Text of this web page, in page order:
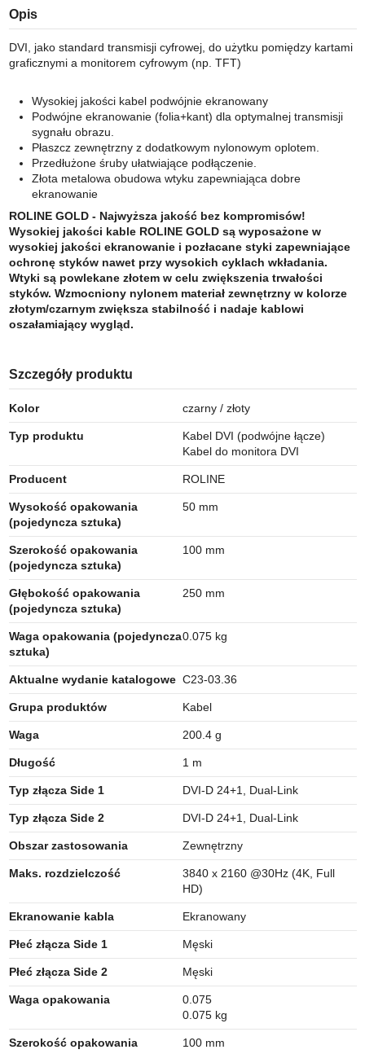
Opis
DVI, jako standard transmisji cyfrowej, do użytku pomiędzy kartami
graficznymi a monitorem cyfrowym (np. TFT)
Wysokiej jakości kabel podwójnie ekranowany
Podwójne ekranowanie (folia+kant) dla optymalnej transmisji
sygnału obrazu.
Płaszcz zewnętrzny z dodatkowym nylonowym oplotem.
Przedłużone śruby ułatwiające podłączenie.
Złota metalowa obudowa wtyku zapewniająca dobre
ekranowanie
ROLINE GOLD - Najwyższa jakość bez kompromisów!
Wysokiej jakości kable ROLINE GOLD są wyposażone w
wysokiej jakości ekranowanie i pozłacane styki zapewniające
ochronę styków nawet przy wysokich cyklach wkładania.
Wtyki są powlekane złotem w celu zwiększenia trwałości
styków. Wzmocniony nylonem materiał zewnętrzny w kolorze
złotym/czarnym zwiększa stabilność i nadaje kablowi
oszałamiający wygląd.
Szczegóły produktu
Kolor czarny / złoty
Typ produktu
Kabel DVI (podwójne łącze)
Kabel do monitora DVI
Producent ROLINE
Wysokość opakowania
(pojedyncza sztuka)
50 mm
Szerokość opakowania
(pojedyncza sztuka)
100 mm
Głębokość opakowania
(pojedyncza sztuka)
250 mm
Waga opakowania (pojedyncza
sztuka)
0.075 kg
Aktualne wydanie katalogowe C23-03.36
Grupa produktów Kabel
Waga 200.4 g
Długość 1 m
Typ złącza Side 1 DVI-D 24+1, Dual-Link
Typ złącza Side 2 DVI-D 24+1, Dual-Link
Obszar zastosowania Zewnętrzny
Maks. rozdzielczość
3840 x 2160 @30Hz (4K, Full
HD)
Ekranowanie kabla Ekranowany
Płeć złącza Side 1 Męski
Płeć złącza Side 2 Męski
Waga opakowania
0.075
0.075 kg
Szerokość opakowania 100 mm